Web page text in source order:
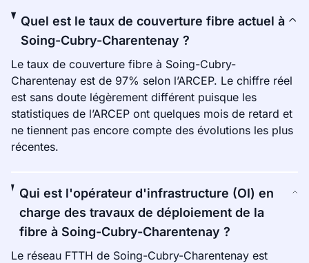
Quel est le taux de couverture fibre actuel à
Soing-Cubry-Charentenay ?
Le taux de couverture fibre à Soing-Cubry-
Charentenay est de 97% selon l’ARCEP. Le chiffre réel
est sans doute légèrement différent puisque les
statistiques de l’ARCEP ont quelques mois de retard et
ne tiennent pas encore compte des évolutions les plus
récentes.
Qui est l'opérateur d'infrastructure (OI) en
charge des travaux de déploiement de la
fibre à Soing-Cubry-Charentenay ?
Le réseau FTTH de Soing-Cubry-Charentenay est